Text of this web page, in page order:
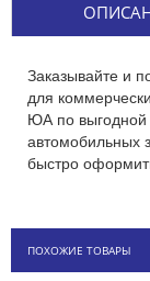
Заказывайте и
для
ЮА по выгодной
автомобильных
быстро
ПОХОЖИЕ ТОВАРЫ